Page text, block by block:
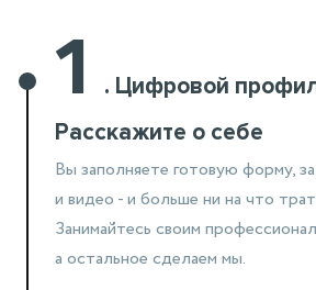
1 . Цифровой
Расскажите о себе
Вы заполняете готовую форму,
и видео - и больше ни на что
Занимайтесь своим
а остальное сделаем мы.